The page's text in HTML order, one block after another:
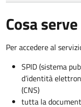
Cosa serve
Per accedere al
SPID (sistema
d’identità
(CNS)
tutta la